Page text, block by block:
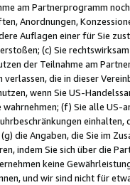
am Partnerprogramm
Anordnungen,
Auflagen einer für Sie
(c) Sie
der Teilnahme am
verlassen, die in dieser
wenn Sie US-
(f) Sie alle
die Angaben, die Sie im
indem Sie sich über die
keine
und wir sind nicht für